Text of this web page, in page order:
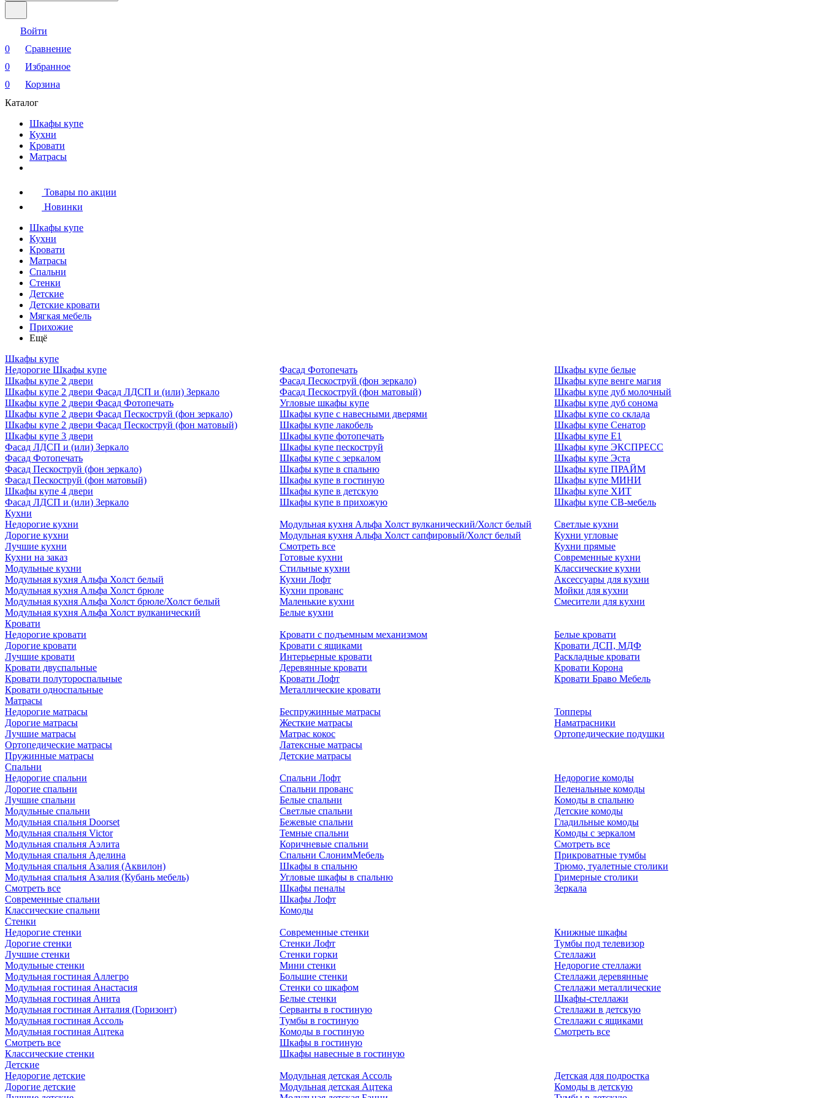
Войти
0
Сравнение
0
Избранное
0
Корзина
Каталог
Шкафы купе
Кухни
Кровати
Матрасы
Товары по акции
Новинки
Шкафы купе
Кухни
Кровати
Матрасы
Cпальни
Стенки
Детские
Детские кровати
Мягкая мебель
Прихожие
Ещё
Шкафы купе
Недорогие Шкафы купе
Шкафы купе 2 двери
Шкафы купе 2 двери Фасад ЛДСП и (или) Зеркало
Шкафы купе 2 двери Фасад Фотопечать
Шкафы купе 2 двери Фасад Пескоструй (фон зеркало)
Шкафы купе 2 двери Фасад Пескоструй (фон матовый)
Шкафы купе 3 двери
Фасад ЛДСП и (или) Зеркало
Фасад Фотопечать
Фасад Пескоструй (фон зеркало)
Фасад Пескоструй (фон матовый)
Шкафы купе 4 двери
Фасад ЛДСП и (или) Зеркало
Фасад Фотопечать
Фасад Пескоструй (фон зеркало)
Фасад Пескоструй (фон матовый)
Угловые шкафы купе
Шкафы купе с навесными дверями
Шкафы купе лакобель
Шкафы купе фотопечать
Шкафы купе пескоструй
Шкафы купе с зеркалом
Шкафы купе в спальню
Шкафы купе в гостиную
Шкафы купе в детскую
Шкафы купе в прихожую
Шкафы купе белые
Шкафы купе венге магия
Шкафы купе дуб молочный
Шкафы купе дуб сонома
Шкафы купе со склада
Шкафы купе Сенатор
Шкафы купе Е1
Шкафы купе ЭКСПРЕСС
Шкафы купе Эста
Шкафы купе ПРАЙМ
Шкафы купе МИНИ
Шкафы купе ХИТ
Шкафы купе СВ-мебель
Кухни
Недорогие кухни
Дорогие кухни
Лучшие кухни
Кухни на заказ
Модульные кухни
Модульная кухня Альфа Холст белый
Модульная кухня Альфа Холст брюле
Модульная кухня Альфа Холст брюле/Холст белый
Модульная кухня Альфа Холст вулканический
Модульная кухня Альфа Холст вулканический/Холст белый
Модульная кухня Альфа Холст сапфировый/Холст белый
Смотреть все
Готовые кухни
Стильные кухни
Кухни Лофт
Кухни прованс
Маленькие кухни
Белые кухни
Светлые кухни
Кухни угловые
Кухни прямые
Современные кухни
Классические кухни
Аксессуары для кухни
Мойки для кухни
Смесители для кухни
Кровати
Недорогие кровати
Дорогие кровати
Лучшие кровати
Кровати двуспальные
Кровати полутороспальные
Кровати односпальные
Кровати с подъемным механизмом
Кровати с ящиками
Интерьерные кровати
Деревянные кровати
Кровати Лофт
Металлические кровати
Белые кровати
Кровати ДСП, МДФ
Раскладные кровати
Кровати Корона
Кровати Браво Мебель
Матрасы
Недорогие матрасы
Дорогие матрасы
Лучшие матрасы
Ортопедические матрасы
Пружинные матрасы
Беспружинные матрасы
Жесткие матрасы
Матрас кокос
Латексные матрасы
Детские матрасы
Топперы
Наматрасники
Ортопедические подушки
Cпальни
Недорогие спальни
Дорогие спальни
Лучшие спальни
Модульные спальни
Модульная спальня Doorset
Модульная спальня Victor
Модульная спальня Аэлита
Модульная спальня Аделина
Модульная спальня Азалия (Аквилон)
Модульная спальня Азалия (Кубань мебель)
Смотреть все
Современные спальни
Классические спальни
Спальни Лофт
Спальни прованс
Белые спальни
Светлые спальни
Бежевые спальни
Темные спальни
Коричневые спальни
Спальни СлонимМебель
Шкафы в спальню
Угловые шкафы в спальню
Шкафы пеналы
Шкафы Лофт
Комоды
Недорогие комоды
Пеленальные комоды
Комоды в спальню
Детские комоды
Гладильные комоды
Комоды с зеркалом
Смотреть все
Прикроватные тумбы
Трюмо, туалетные столики
Гримерные столики
Зеркала
Стенки
Недорогие стенки
Дорогие стенки
Лучшие стенки
Модульные стенки
Модульная гостиная Аллегро
Модульная гостиная Анастасия
Модульная гостиная Анита
Модульная гостиная Анталия (Горизонт)
Модульная гостиная Ассоль
Модульная гостиная Ацтека
Смотреть все
Классические стенки
Современные стенки
Стенки Лофт
Стенки горки
Мини стенки
Большие стенки
Стенки со шкафом
Белые стенки
Серванты в гостиную
Тумбы в гостиную
Комоды в гостиную
Шкафы в гостиную
Шкафы навесные в гостиную
Книжные шкафы
Тумбы под телевизор
Стеллажи
Недорогие стеллажи
Стеллажи деревянные
Стеллажи металлические
Шкафы-стеллажи
Стеллажи в детскую
Стеллажи с ящиками
Смотреть все
Детские
Недорогие детские
Дорогие детские
Модульная детская Ассоль
Модульная детская Ацтека
Детская для подростка
Комоды в детскую